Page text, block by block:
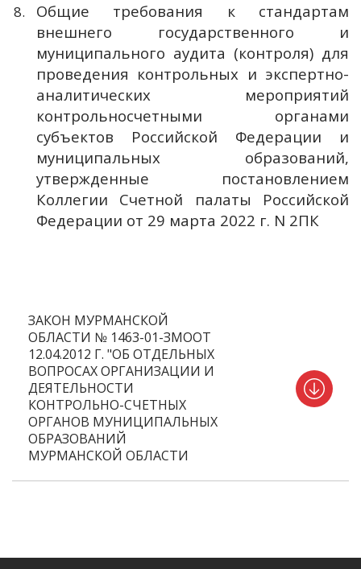
Общие требования к стандартам
внешнего государственного и
муниципального аудита (контроля) для
проведения контрольных и экспертно-
аналитических мероприятий
контрольносчетными органами
субъектов Российской Федерации и
муниципальных образований,
утвержденные постановлением
Коллегии Счетной палаты Российской
Федерации от 29 марта 2022 г. N 2ПК
ЗАКОН МУРМАНСКОЙ
ОБЛАСТИ № 1463-01-ЗМООТ
12.04.2012 Г. "ОБ ОТДЕЛЬНЫХ
ВОПРОСАХ ОРГАНИЗАЦИИ И
ДЕЯТЕЛЬНОСТИ
КОНТРОЛЬНО-СЧЕТНЫХ
ОРГАНОВ МУНИЦИПАЛЬНЫХ
ОБРАЗОВАНИЙ
МУРМАНСКОЙ ОБЛАСТИ